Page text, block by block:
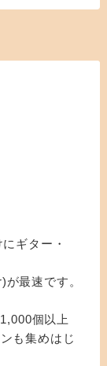
ギター・
最速です。
個以上
も集めはじ